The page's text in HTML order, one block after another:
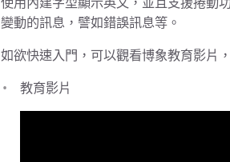
變動的訊息，譬如錯誤訊息等。
如欲快速入門，可以觀看博象教育影片
教育影片